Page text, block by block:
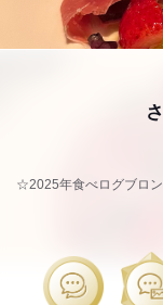
☆2025年食べログブロ